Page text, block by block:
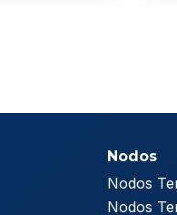
Nodos
Nodos
Nodos